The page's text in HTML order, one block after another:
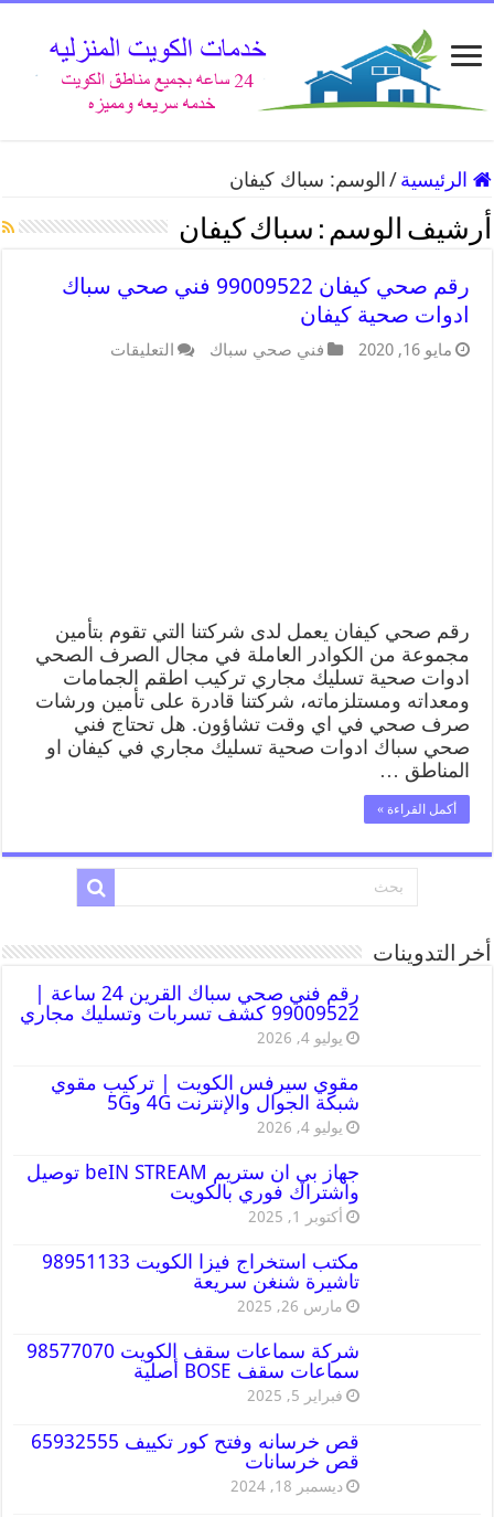
الرئيسية / الوسم: سباك كيفان
أرشيف الوسم : سباك كيفان
رقم صحي كيفان 99009522 فني صحي سباك
ادوات صحية كيفان
مايو 16, 2020 فني صحي سباك التعليقات
رقم صحي كيفان يعمل لدى شركتنا التي تقوم بتأمين
مجموعة من الكوادر العاملة في مجال الصرف الصحي
ادوات صحية تسليك مجاري تركيب اطقم الجمامات
ومعداته ومستلزماته، شركتنا قادرة على تأمين ورشات
صرف صحي في اي وقت تشاؤون. هل تحتاج فني
صحي سباك ادوات صحية تسليك مجاري في كيفان او
المناطق …
أكمل القراءة »
أخر التدوينات
رقم فني صحي سباك القرين 24 ساعة |
99009522 كشف تسربات وتسليك مجاري
يوليو 4, 2026
مقوي سيرفس الكويت | تركيب مقوي
شبكة الجوال والإنترنت 4G و5G
يوليو 4, 2026
جهاز بي ان ستريم beIN STREAM توصيل
واشتراك فوري بالكويت
أكتوبر 1, 2025
مكتب استخراج فيزا الكويت 98951133
تاشيرة شنغن سريعة
مارس 26, 2025
شركة سماعات سقف الكويت 98577070
سماعات سقف BOSE أصلية
فبراير 5, 2025
قص خرسانه وفتح كور تكييف 65932555
قص خرسانات
ديسمبر 18, 2024